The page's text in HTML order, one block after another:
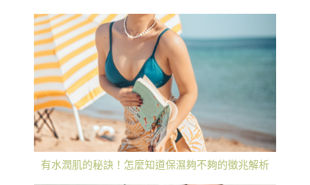
有水潤肌的秘訣！怎麼知道保濕夠不夠的徵兆解析